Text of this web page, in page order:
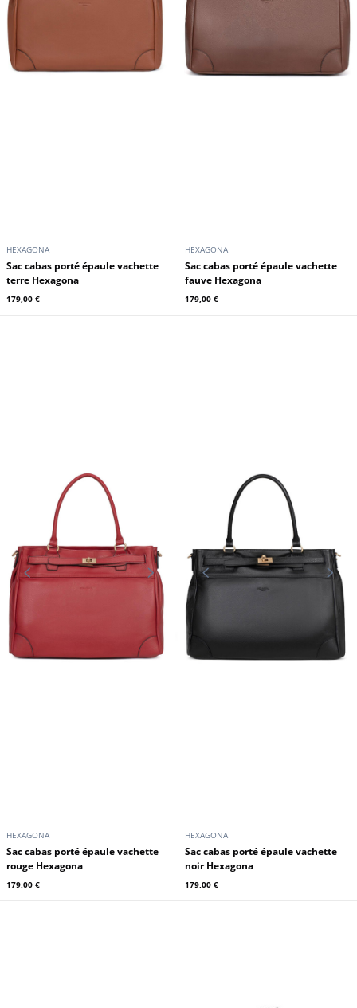
HEXAGONA
Sac cabas porté épaule vachette
terre Hexagona
179,00 €
HEXAGONA
Sac cabas porté épaule vachette
fauve Hexagona
179,00 €
HEXAGONA
Sac cabas porté épaule vachette
rouge Hexagona
179,00 €
HEXAGONA
Sac cabas porté épaule vachette
noir Hexagona
179,00 €